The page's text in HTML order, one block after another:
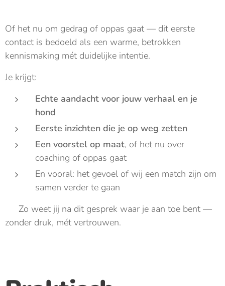
Of het nu om gedrag of oppas gaat — dit eerste
contact is bedoeld als een warme, betrokken
kennismaking mét duidelijke intentie.
Je krijgt:
Echte aandacht voor jouw verhaal en je
hond
Eerste inzichten die je op weg zetten
Een voorstel op maat, of het nu over
coaching of oppas gaat
En vooral: het gevoel of wij een match zijn om
samen verder te gaan
👉 Zo weet jij na dit gesprek waar je aan toe bent —
zonder druk, mét vertrouwen.